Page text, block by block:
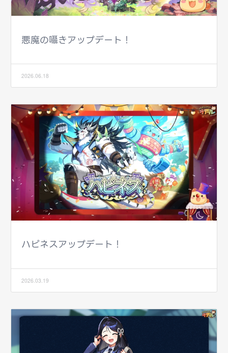
悪魔の囁きアップデート！
2026.06.18
ハピネスアップデート！
2026.03.19